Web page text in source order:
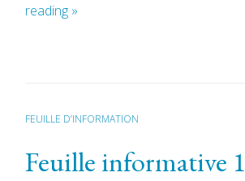
reading »
FEUILLE D’INFORMATION
Feuille informative 1